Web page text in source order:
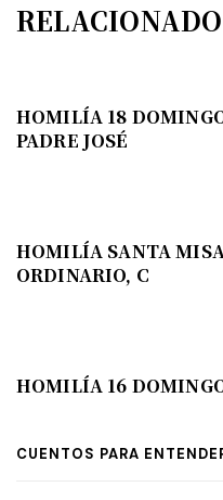
HOMILÍA 18
PADRE JOSÉ
HOMILÍA SANTA
ORDINARIO, C
HOMILÍA 16
CUENTOS PARA